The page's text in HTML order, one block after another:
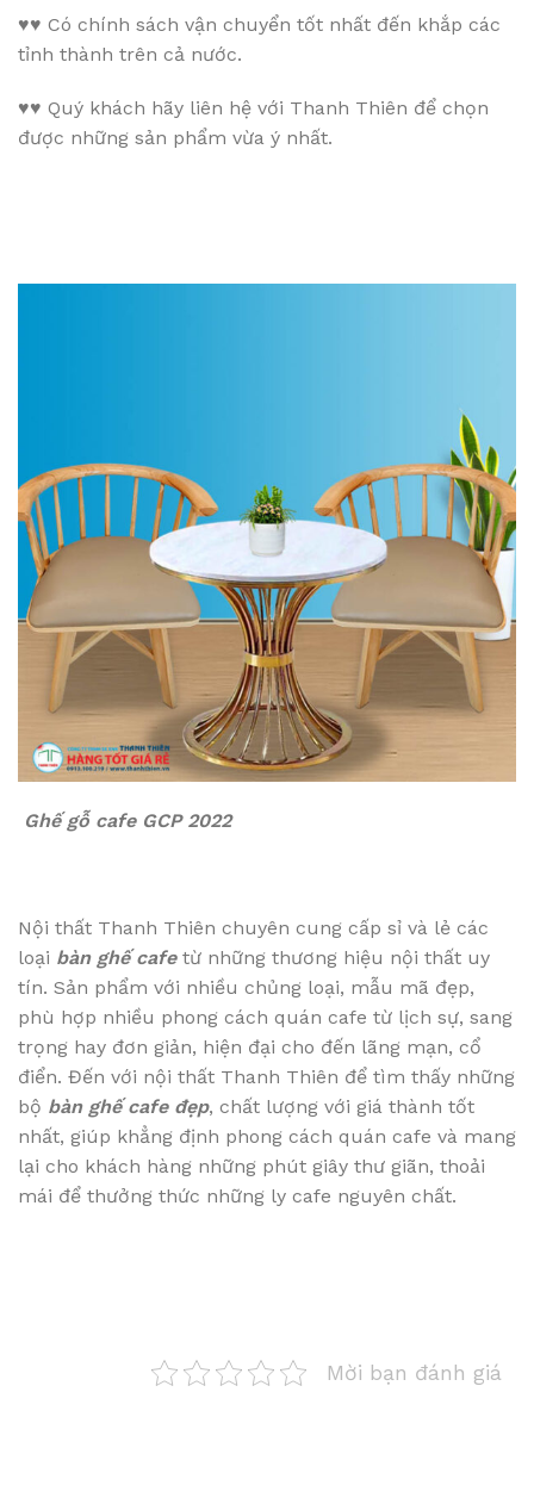
♥♥ Có chính sách vận chuyển tốt nhất đến khắp các
tỉnh thành trên cả nước.
♥♥ Quý khách hãy liên hệ với Thanh Thiên để chọn
được những sản phẩm vừa ý nhất.
Ghế gỗ cafe GCP 2022
Nội thất Thanh Thiên chuyên cung cấp sỉ và lẻ các
loại bàn ghế cafetừ những thương hiệu nội thất uy
tín. Sản phẩm với nhiều chủng loại, mẫu mã đẹp,
phù hợp nhiều phong cách quán cafe từ lịch sự, sang
trọng hay đơn giản, hiện đại cho đến lãng mạn, cổ
điển. Đến với nội thất Thanh Thiên để tìm thấy những
bộ bàn ghế cafe đẹp, chất lượng với giá thành tốt
nhất, giúp khẳng định phong cách quán cafe và mang
lại cho khách hàng những phút giây thư giãn, thoải
mái để thưởng thức những ly cafe nguyên chất.
Mời bạn đánh giá